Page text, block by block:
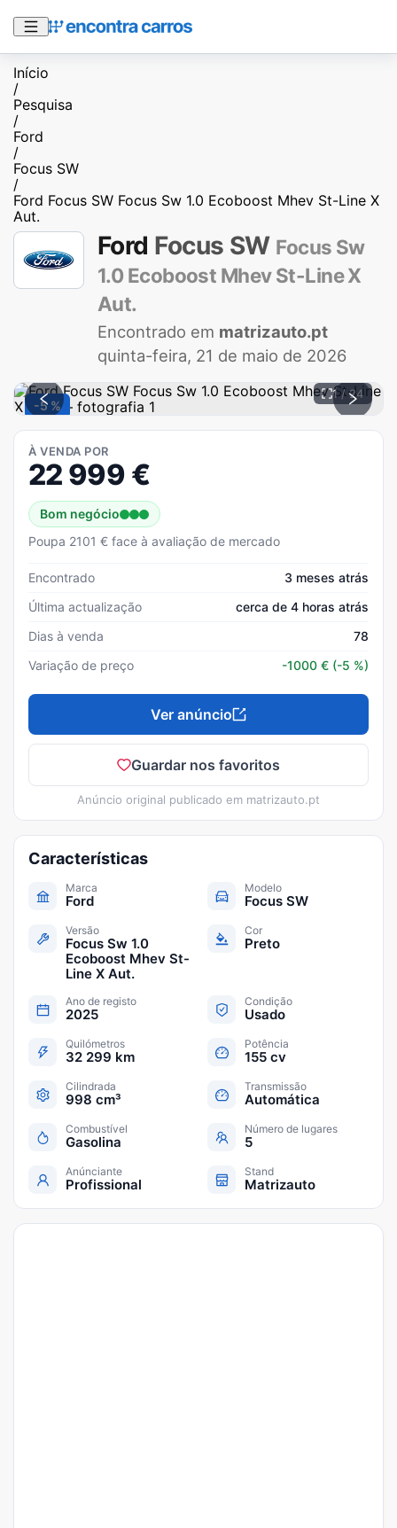
Início
/
Pesquisa
/
Ford
/
Focus SW
/
Ford Focus SW Focus Sw 1.0 Ecoboost Mhev St-Line X
Aut.
Ford Focus SW Focus Sw
1.0 Ecoboost Mhev St-Line X
Aut.
Encontrado em matrizauto.pt
quinta-feira, 21 de maio de 2026
-5 %
1 / 24
À VENDA POR
22 999 €
Bom negócio
Poupa 2101 € face à avaliação de mercado
Encontrado
3 meses atrás
Última actualização
cerca de 4 horas atrás
Dias à venda
78
Variação de preço
-1000 € (-5 %)
Ver anúncio
Guardar nos favoritos
Anúncio original publicado em matrizauto.pt
Características
Marca
Ford
Modelo
Focus SW
Versão
Focus Sw 1.0
Ecoboost Mhev St-
Line X Aut.
Cor
Preto
Ano de registo
2025
Condição
Usado
Quilómetros
32 299 km
Potência
155 cv
Cilindrada
998 cm³
Transmissão
Automática
Combustível
Gasolina
Número de lugares
5
Anúnciante
Profissional
Stand
Matrizauto